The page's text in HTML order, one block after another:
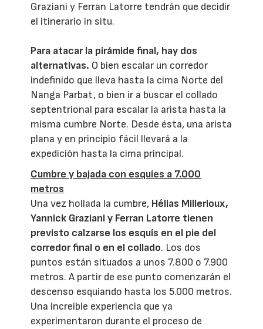
Graziani y Ferran Latorre tendrán que decidir
el itinerario in situ.
Para atacar la pirámide final, hay dos
alternativas. O bien escalar un corredor
indefinido que lleva hasta la cima Norte del
Nanga Parbat, o bien ir a buscar el collado
septentrional para escalar la arista hasta la
misma cumbre Norte. Desde ésta, una arista
plana y en principio fácil llevará a la
expedición hasta la cima principal.
Cumbre y bajada con esquíes a 7.000
metros
Una vez hollada la cumbre, Hélias Millerioux,
Yannick Graziani y Ferran Latorre tienen
previsto calzarse los esquís en el pie del
corredor final o en el collado. Los dos
puntos están situados a unos 7.800 o 7.900
metros. A partir de ese punto comenzarán el
descenso esquiando hasta los 5.000 metros.
Una increíble experiencia que ya
experimentaron durante el proceso de